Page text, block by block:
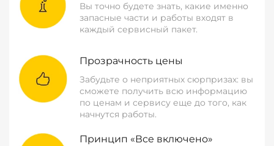
Вы точно будете знать, какие именно
запасные части и работы входят в
каждый сервисный пакет.
Прозрачность цены
Забудьте о неприятных сюрпризах: вы
сможете получить всю информацию
по ценам и сервису еще до того, как
начнутся работы.
Принцип «Все включено»